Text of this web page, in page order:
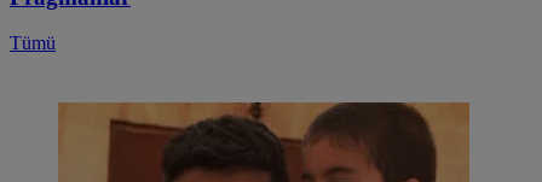
Tümü